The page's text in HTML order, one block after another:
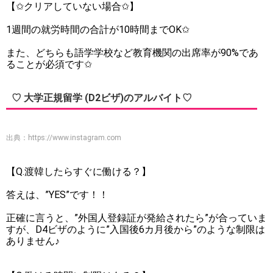
【✩クリアしていない場合✩】
1週間の就労時間の合計が10時間までOK✩
また、どちらも語学学校など教育機関の出席率が90%であ
ることが必須です✩
♡ 大学正規留学 (D2ビザ)のアルバイト♡
出典： https://www.instagram.com
【Q.渡韓したらすぐに働ける？】
答えは、”YES”です！！
正確に言うと、”外国人登録証が発給されたら”が合っていま
すが、D4ビザのように”入国後6カ月後から”のような制限は
ありません♪